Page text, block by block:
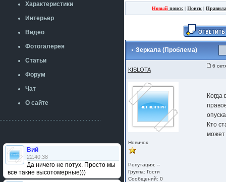
Характеристики
Интерьер
Видео
Фотогалерея
Статьи
Форум
Чат
О сайте
Вий
22:40:38
Да ничего не потух. Просто мы
все такие высотомерные)))
Новый поиск |Поиск |
Зеркала (Проблема)
KISLOTA
6
Новичок
Репутация: --
Группа: Гости
Сообщений: 0
Кто
может